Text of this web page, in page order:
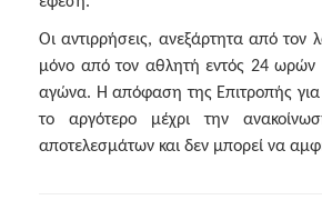
Οι αντιρρήσεις, ανεξάρτητα από τον
μόνο από τον αθλητή εντός 24 ωρών
αγώνα. Η απόφαση της Επιτροπής για
το αργότερο μέχρι την
αποτελεσμάτων και δεν μπορεί να